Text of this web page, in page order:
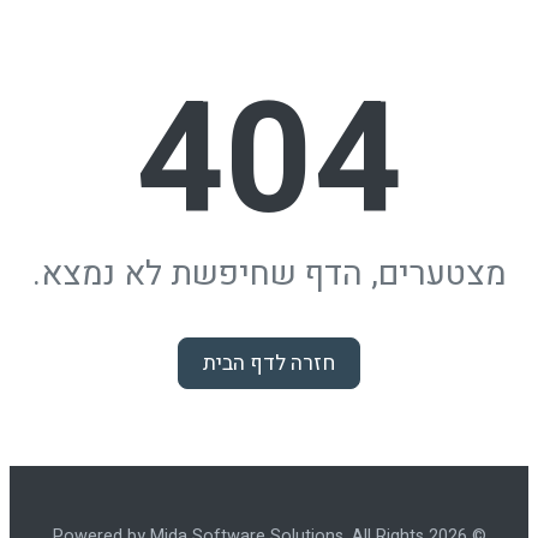
404
מצטערים, הדף שחיפשת לא נמצא.
חזרה לדף הבית